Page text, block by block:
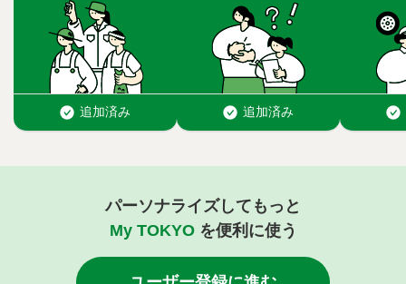
パーソナライズしてもっと
My TOKYOを便利に使う